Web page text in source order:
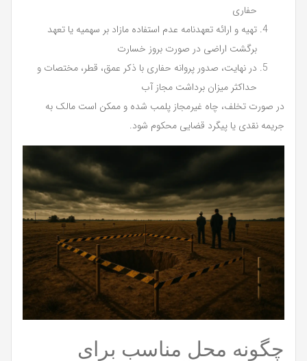
حفاری
تهیه و ارائه تعهدنامه عدم استفاده مازاد بر سهمیه یا تعهد
برگشت اراضی در صورت بروز خسارت
در نهایت، صدور پروانه حفاری با ذکر عمق، قطر، مختصات و
حداکثر میزان برداشت مجاز آب
در صورت تخلف، چاه غیرمجاز پلمب شده و ممکن است مالک به
جریمه نقدی یا پیگرد قضایی محکوم شود.
چگونه محل مناسب برای